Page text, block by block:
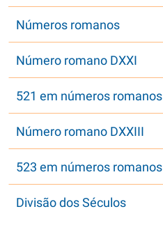
Números romanos
Número romano DXXI
521 em números romanos
Número romano DXXIII
523 em números romanos
Divisão dos Séculos